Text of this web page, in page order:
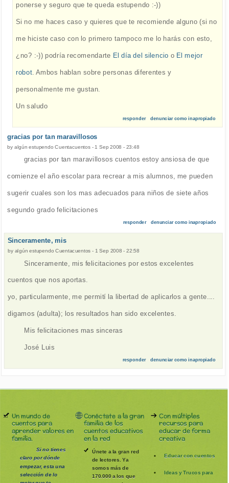
ponerse y seguro que te queda estupendo :-))
Si no me haces caso y quieres que te recomiende alguno (si no
me hiciste caso con lo primero tampoco me lo harás con esto,
¿no? :-)) podría recomendarte El día del silencio o El mejor
robot. Ambos hablan sobre personas diferentes y
personalmente me gustan.
Un saludo
responder denunciar como inapropiado
gracias por tan maravillosos
by algún estupendo Cuentacuentos- 1 Sep 2008 - 23:48
gracias por tan maravillosos cuentos estoy ansiosa de que
comienze el año escolar para recrear a mis alumnos, me pueden
sugerir cuales son los mas adecuados para niños de siete años
segundo grado felicitaciones
responder denunciar como inapropiado
Sinceramente, mis
by algún estupendo Cuentacuentos - 1 Sep 2008 - 22:58
Sinceramente, mis felicitaciones por estos excelentes
cuentos que nos aportas.
yo, particularmente, me permití la libertad de aplicarlos a gente....
digamos (adulta); los resultados han sido excelentes.
Mis felicitaciones mas sinceras
José Luis
responder denunciar como inapropiado
Un mundo de
cuentos para
aprender valores en
familia.
Si no tienes
claro por dónde
empezar, esta una
selección de lo
Conéctate a la gran
familia de los
cuentos educativos
en la red
Únete a la gran red
de lectores. Ya
somos más de
170.000 a los que
Con múltiples
recursos para
educar de forma
creativa
Educar con cuentos
Ideas y Trucos para